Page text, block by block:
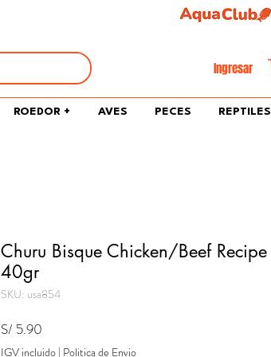
Ingresar
ROEDOR + AVES PECES REPTILES
Churu Bisque Chicken/Beef Recipe
40gr
SKU: usa854
S/ 5.90
IGV incluido | Politica de Envio